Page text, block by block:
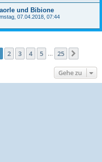
und Bibione
07.04.2018, 07:44
1von 25
2 3 4 5 25
Gehe zu